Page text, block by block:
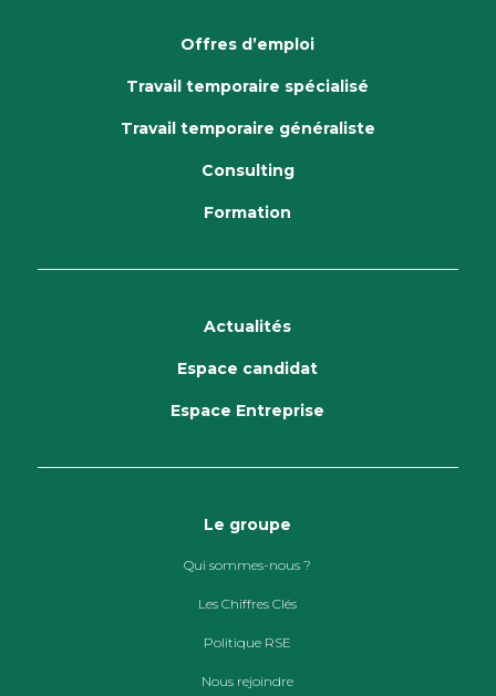
Offres d’emploi
Travail temporaire spécialisé
Travail temporaire généraliste
Consulting
Formation
Actualités
Espace candidat
Espace Entreprise
Le groupe
Qui sommes-nous ?
Les Chiffres Clés
Politique RSE
Nous rejoindre